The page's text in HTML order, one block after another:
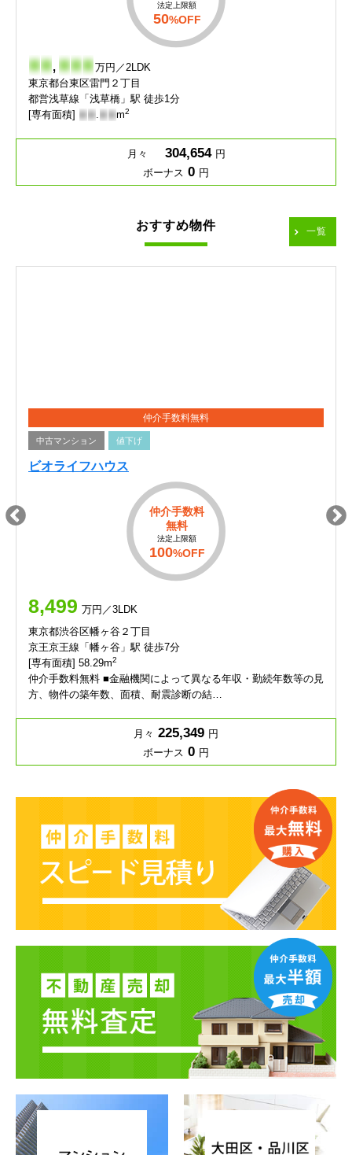
法定上限額
50%OFF
- - ,- - - 万円／2LDK
東京都台東区雷門２丁目
都営浅草線「浅草橋」駅 徒歩1分
[専有面積] - - .- - m2
月々 304,654 円
ボーナス 0 円
おすすめ物件 一覧
仲介手数料無料
中古マンション 値下げ
ビオライフハウス
仲介手数料
無料
法定上限額
100%OFF
8,499 万円／3LDK
東京都渋谷区幡ヶ谷２丁目
京王京王線「幡ヶ谷」駅 徒歩7分
[専有面積] 58.29m2
仲介手数料無料 ■金融機関によって異なる年収・勤続年数等の見
方、物件の築年数、面積、耐震診断の結…
月々 225,349 円
ボーナス 0 円